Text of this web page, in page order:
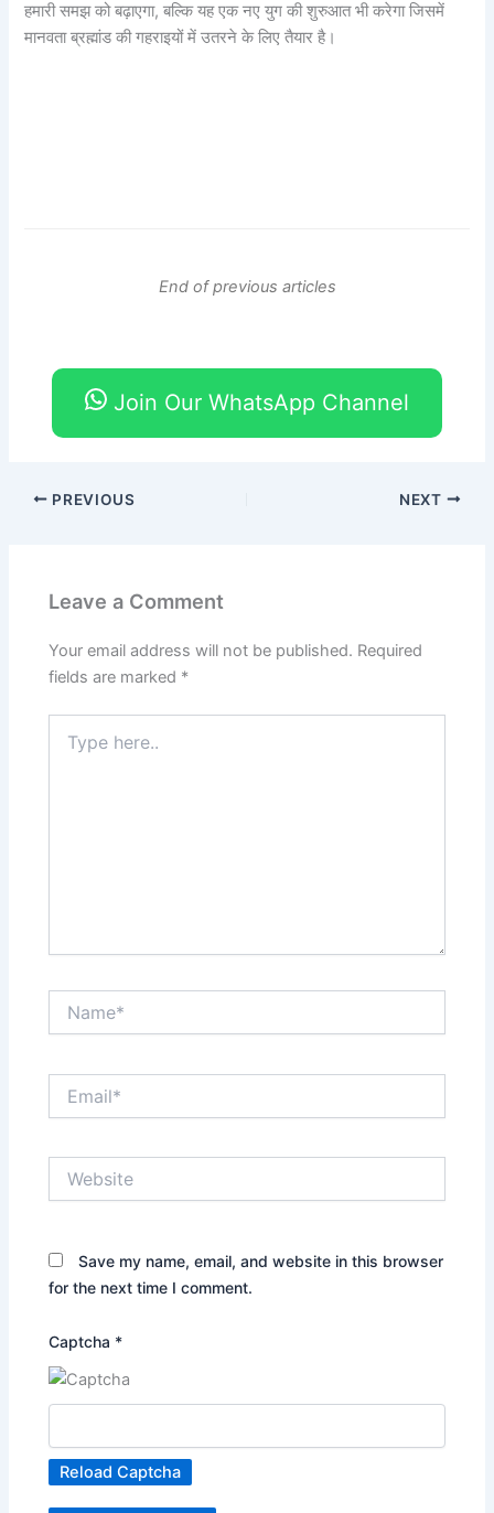
हमारी समझ को बढ़ाएगा, बल्कि यह एक नए युग की शुरुआत भी करेगा जिसमें
मानवता ब्रह्मांड की गहराइयों में उतरने के लिए तैयार है।
End of previous articles
Join Our WhatsApp Channel
PREVIOUS NEXT
Leave a Comment
Your email address will not be published. Required
fields are marked *
here..
Save my name, email, and website in this browser
for the next time I comment.
Captcha *
Reload Captcha